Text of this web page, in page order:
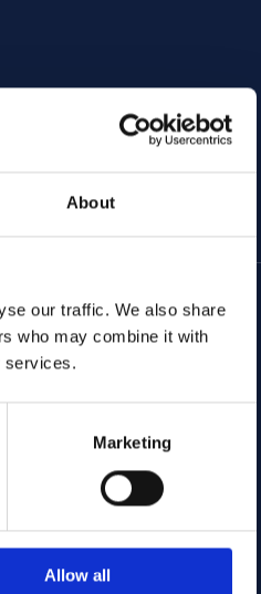
About
our traffic. We also share
who may combine it with
services.
Marketing
Allow all